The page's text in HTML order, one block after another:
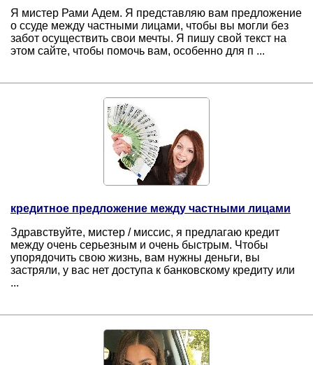
Я мистер Рами Адем. Я представляю вам предложение
о ссуде между частными лицами, чтобы вы могли без
забот осуществить свои мечты. Я пишу свой текст на
этом сайте, чтобы помочь вам, особенно для п ...
кредитное предложение между частными лицами
Здравствуйте, мистер / миссис, я предлагаю кредит
между очень серьезным и очень быстрым. Чтобы
упорядочить свою жизнь, вам нужны деньги, вы
застряли, у вас нет доступа к банковскому кредиту или
...